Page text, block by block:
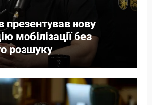
презентував нову
мобілізації без
розшуку